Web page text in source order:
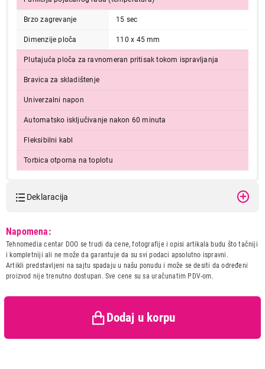
Brzo zagrevanje 15 sec
Dimenzije ploča 110 x 45 mm
Plutajuća ploča za ravnomeran pritisak tokom ispravljanja
Bravica za skladištenje
Univerzalni napon
Automatsko isključivanje nakon 60 minuta
Fleksibilni kabl
Torbica otporna na toplotu
Deklaracija
Naziv i vrsta robe:
PRESA ZA KOSU
Uvoznik:
DTM Company d.o.o.
Zemlja porekla:
Kina
kupaca po osnovu zakona o
Napomena:
Tehnomedia centar DOO se trudi da cene, fotografije i opisi artikala budu što tačniji
i kompletniji ali ne može da garantuje da su svi podaci apsolutno ispravni.
Artikli predstavljeni na sajtu spadaju u našu ponudu i može se desiti da određeni
proizvod nije trenutno dostupan. Sve cene su sa uračunatim PDV-om.
Dodaj u korpu
8.499,00
PRESE ZA KOSU
REMINGTON S5525
Ukupno u korpi:0,00